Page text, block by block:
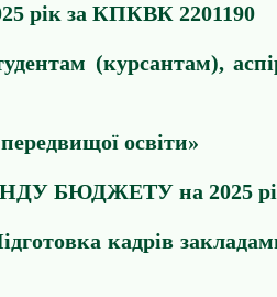
рік за КПКВК 2201190
(курсантам),
освіти»
БЮДЖЕТУ на 2025
кадрів